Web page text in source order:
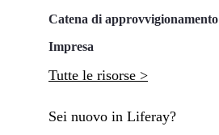
Catena di approvvigionamento
Impresa
Tutte le risorse >
Sei nuovo in Liferay?